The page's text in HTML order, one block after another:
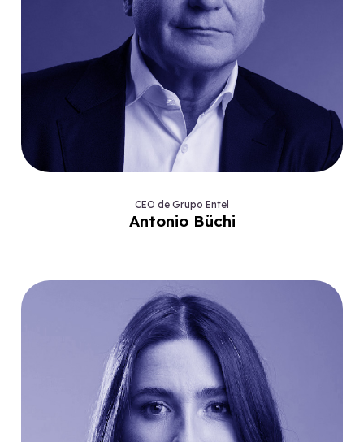
CEO de Grupo Entel
Antonio Büchi